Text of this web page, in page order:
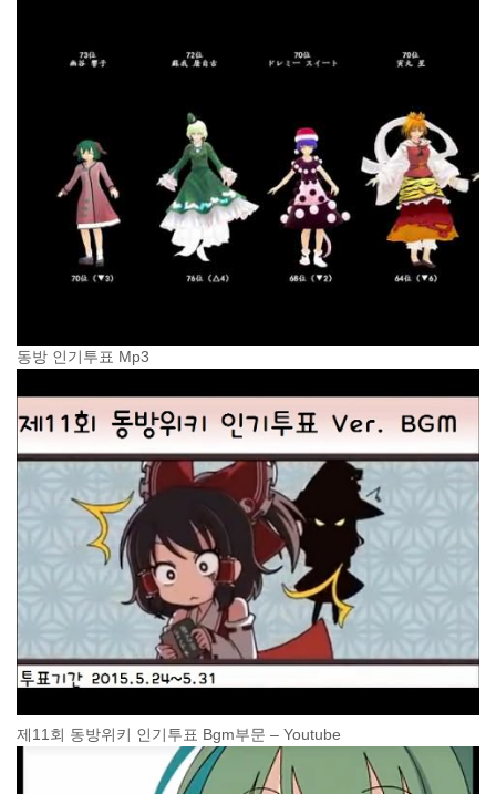
동방 인기투표 Mp3
제11회 동방위키 인기투표 Bgm부문 – Youtube